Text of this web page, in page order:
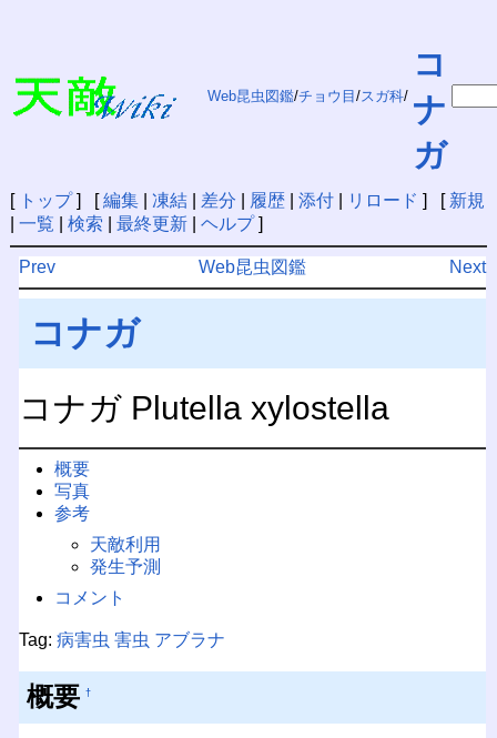
Web昆虫図鑑/チョウ目 /スガ科/
コ
ナ
ガ
[ トップ] [編集| 凍結| 差分 履歴| 添付| リロード ] [ 新規
一覧 検索 最終更新| ヘルプ]
Prev Next
Web昆虫図鑑
コナガ
コナガ Plutella xylostella
概要
写真
参考
天敵利用
発生予測
コメント
Tag: 病害虫 害虫 アブラナ
概要 †